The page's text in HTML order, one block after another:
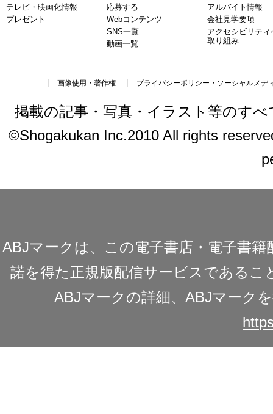
テレビ・映画化情報
プレゼント
応募する
Webコンテンツ
SNS一覧
動画一覧
アルバイト情報
会社見学要項
アクセシビリティ
取り組み
画像使用・著作権 プライバシーポリシー・ソーシャルメデ
掲載の記事・写真・イラスト等のす
©Shogakukan Inc.2010 All rights
ABJマークは、この電子書店・電子書
諾を得た正規版配信サービスであるこ
ABJマークの詳細、ABJマーク